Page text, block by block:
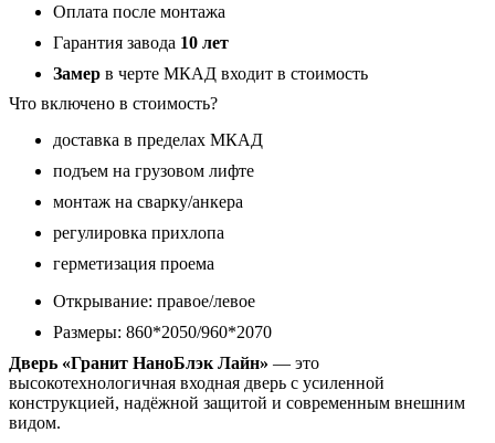
Оплата после монтажа
Гарантия завода 10 лет
Замер в черте МКАД входит в стоимость
Что включено в стоимость?
доставка в пределах МКАД
подъем на грузовом лифте
монтаж на сварку/анкера
регулировка прихлопа
герметизация проема
Открывание: правое/левое
Размеры: 860*2050/960*2070
Дверь «Гранит НаноБлэк Лайн» — это
высокотехнологичная входная дверь с усиленной
конструкцией, надёжной защитой и современным внешним
видом.